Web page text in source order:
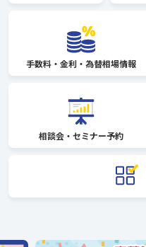
手数料・金利・為替相場情報
相談会・セミナー予約